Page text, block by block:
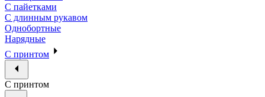
С пайетками
С длинным рукавом
Однобортные
Нарядные
С принтом
С принтом